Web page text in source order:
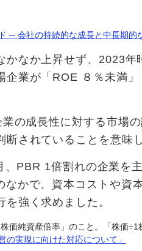
─ 会社の持続的な成長と中長期的
かなか上昇せず、2023年
企業が「ROE ８％未満
の成長性に対する市場
されていることを意味
PBR 1倍割れの企業を
なかで、資本コストや資
強く求めました。
価純資産倍率」のこと。「株価
実現に向けた対応について」